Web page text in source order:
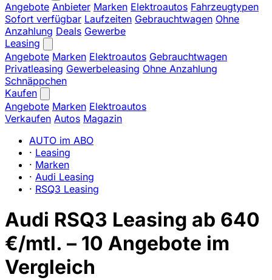
Angebote Anbieter Marken Elektroautos Fahrzeugtypen
Sofort verfügbar Laufzeiten Gebrauchtwagen Ohne
Anzahlung Deals Gewerbe
Leasing
Angebote Marken Elektroautos Gebrauchtwagen
Privatleasing Gewerbeleasing Ohne Anzahlung
Schnäppchen
Kaufen
Angebote Marken Elektroautos
Verkaufen Autos Magazin
AUTO im ABO
· Leasing
· Marken
· Audi Leasing
· RSQ3 Leasing
Audi RSQ3 Leasing ab 640
€/mtl. – 10 Angebote im
Vergleich